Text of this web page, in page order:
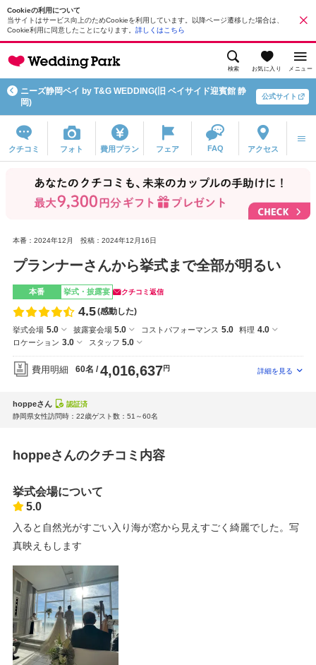
Cookieの利用について
当サイトはサービス向上のためCookieを利用しています。以降ページ遷移した場合は、
Cookie利用に同意したことになります。 詳しくはこちら
検索 お気に入り メニュー
ニーズ静岡ベイ by T&G WEDDING(旧 ベイサイド迎賓館 静
岡)
公式サイト
クチコミ フォト 費用プラン フェア FAQ アクセス
本番：2024年12月 投稿：2024年12月16日
プランナーさんから挙式まで全部が明るい
本番 挙式・披露宴 クチコミ返信
4.5(感動した)
挙式会場 5.0 披露宴会場 5.0 コストパフォーマンス 5.0 料理 4.0
ロケーション 3.0 スタッフ 5.0
費用明細 60名 4,016,637円
hoppeさん
認証済
静岡県女性訪問時：22歳ゲスト数：51～60名
hoppeさんのクチコミ内容
挙式会場について
5.0
入ると自然光がすごい入り海が窓から見えすごく綺麗でした。写
真映えもします